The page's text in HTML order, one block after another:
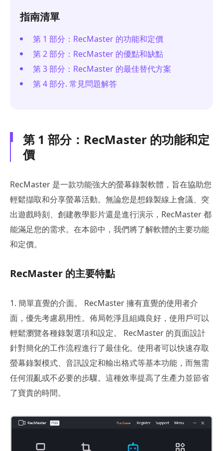
指南清單
第 1 部分：RecMaster 的功能和定價
第 2 部分：RecMaster 的優點和缺點
第 3 部分：RecMaster 的最佳替代方案
第 4 部分. 常見問題解答
第 1 部分：RecMaster 的功能和定
價
RecMaster 是一款功能強大的螢幕錄製軟體，旨在協助您
輕鬆擷取和分享螢幕活動。無論您是想錄製線上會議、突
出遊戲時刻、創建教學影片還是進行演示，RecMaster 都
能滿足您的需求。在本節中，我們將了解軟體的主要功能
和定價。
RecMaster 的主要特點
1. 簡單直覺的介面。 RecMaster 擁有直覺的使用者介
面，優先考慮易用性。佈局乾淨且組織良好，使用戶可以
輕鬆瀏覽各種錄製選項和設定。 RecMaster 的頁面設計
針對簡化的工作流程進行了最佳化。使用者可以快速存取
螢幕錄製模式、音訊設定和輸出格式等基本功能，而無需
任何混亂或不必要的步驟。這種效率提高了生產力並節省
了寶貴的時間。